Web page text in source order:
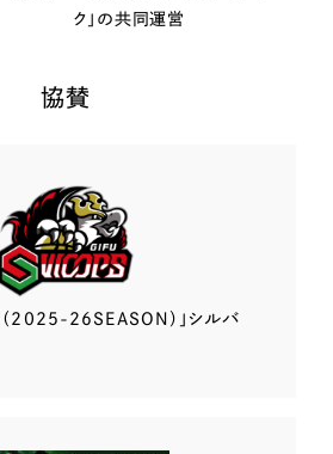
ク」の共同運営
協賛
（2025-26SEASON）」 シルバ